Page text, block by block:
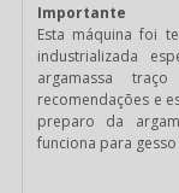
Importante
Esta máquina foi
industrializada
argamassa
recomendações e
preparo da
funciona para